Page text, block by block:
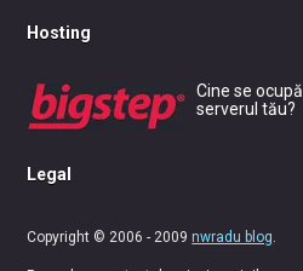
Hosting
Cine se
serverul tău?
Legal
Copyright © 2006 - 2009nwradu blog